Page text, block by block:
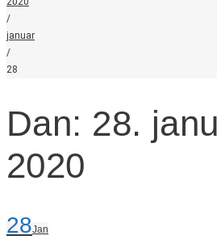
/
januar
/
28
Dan: 28.
2020
28Jan